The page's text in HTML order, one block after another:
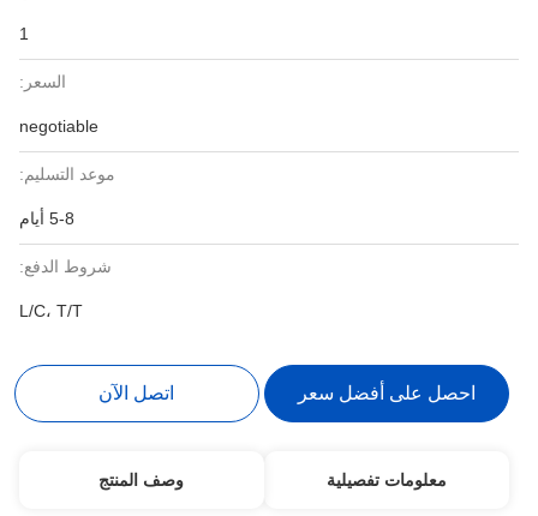
السعر:
negotiable
موعد التسليم:
5-8 أيام
شروط الدفع:
L/C، T/T
احصل على أفضل سعر اتصل الآن
معلومات تفصيلية وصف المنتج